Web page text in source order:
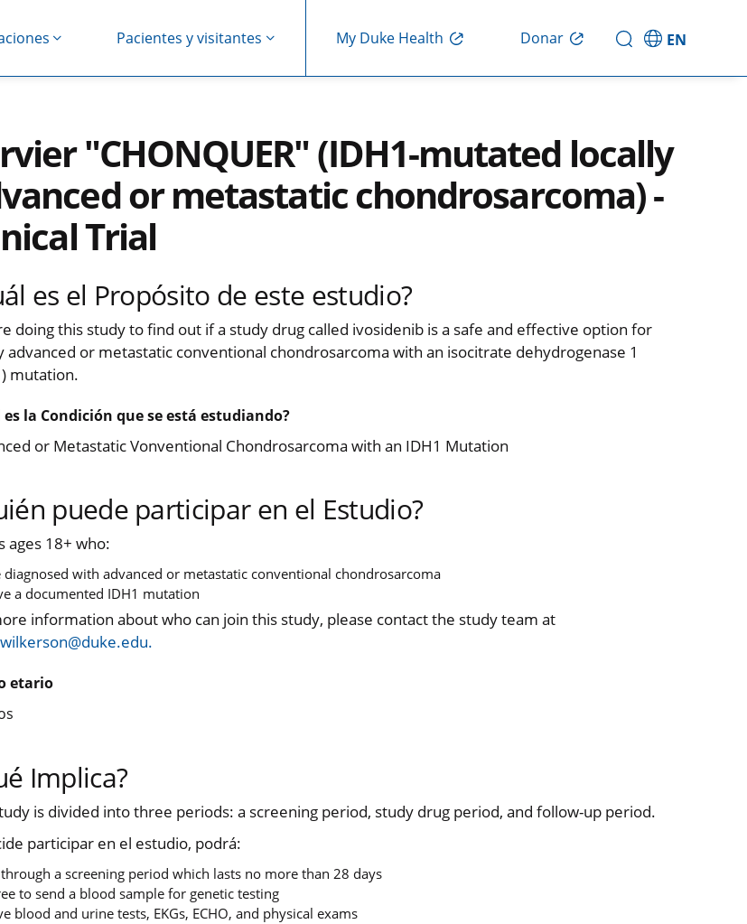
Pacientes y visitantes My Duke Health Donar EN
"CHONQUER" (IDH1-mutated locally
or metastatic chondrosarcoma) -
Trial
es el Propósito de este estudio?
doing this study to find out if a study drug called ivosidenib is a safe and effective option for
advanced or metastatic conventional chondrosarcoma with an isocitrate dehydrogenase 1
mutation.
es la Condición que se está estudiando?
or Metastatic Vonventional Chondrosarcoma with an IDH1 Mutation
puede participar en el Estudio?
ages 18+ who:
diagnosed with advanced or metastatic conventional chondrosarcoma
a documented IDH1 mutation
information about who can join this study, please contact the study team at
etario
Implica?
is divided into three periods: a screening period, study drug period, and follow-up period.
participar en el estudio, podrá:
a screening period which lasts no more than 28 days
to send a blood sample for genetic testing
blood and urine tests, EKGs, ECHO, and physical exams